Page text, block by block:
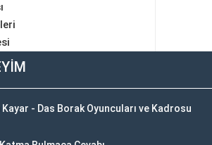
Kayar - Das Borak Oyuncuları ve Kadrosu